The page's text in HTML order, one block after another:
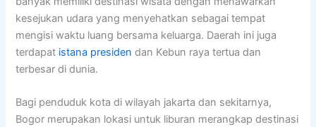
kesejukan udara yang menyehatkan sebagai tempat
mengisi waktu luang bersama keluarga. Daerah ini juga
terdapat istana presiden dan Kebun raya tertua dan
terbesar di dunia.
Bagi penduduk kota di wilayah jakarta dan sekitarnya,
Bogor merupakan lokasi untuk liburan merangkap destinasi